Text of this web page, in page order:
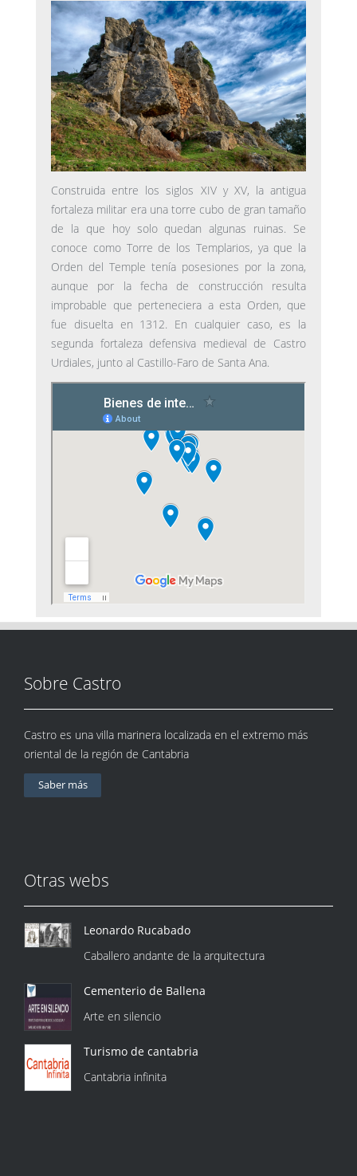
Construida entre los siglos XIV y XV, la antigua
fortaleza militar era una torre cubo de gran tamaño
de la que hoy solo quedan algunas ruinas. Se
conoce como Torre de los Templarios, ya que la
Orden del Temple tenía posesiones por la zona,
aunque por la fecha de construcción resulta
improbable que perteneciera a esta Orden, que
fue disuelta en 1312. En cualquier caso, es la
segunda fortaleza defensiva medieval de Castro
Urdiales, junto al Castillo-Faro de Santa Ana.
Sobre Castro
Castro es una villa marinera localizada en el extremo más
oriental de la región de Cantabria
Saber más
Otras webs
Leonardo Rucabado
Caballero andante de la arquitectura
Cementerio de Ballena
Arte en silencio
Turismo de cantabria
Cantabria infinita